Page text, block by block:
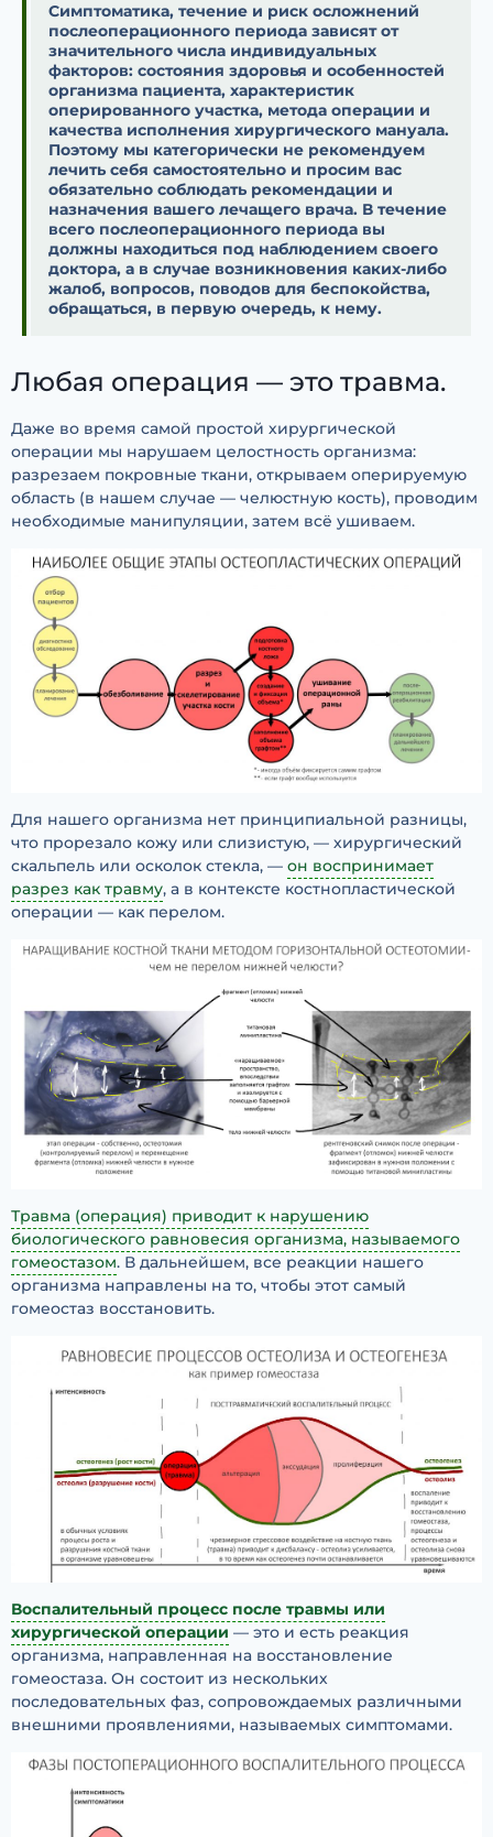
Симптоматика, течение и риск осложнений
послеоперационного периода зависят от
значительного числа индивидуальных
факторов: состояния здоровья и особенностей
организма пациента, характеристик
оперированного участка, метода операции и
качества исполнения хирургического мануала.
Поэтому мы категорически не рекомендуем
лечить себя самостоятельно и просим вас
обязательно соблюдать рекомендации и
назначения вашего лечащего врача. В течение
всего послеоперационного периода вы
должны находиться под наблюдением своего
доктора, а в случае возникновения каких-либо
жалоб, вопросов, поводов для беспокойства,
обращаться, в первую очередь, к нему.
Любая операция — это травма.
Даже во время самой простой хирургической
операции мы нарушаем целостность организма:
разрезаем покровные ткани, открываем оперируемую
область (в нашем случае — челюстную кость), проводим
необходимые манипуляции, затем всё ушиваем.
Для нашего организма нет принципиальной разницы,
что прорезало кожу или слизистую, — хирургический
скальпель или осколок стекла, — он воспринимает
разрез как травму, а в контексте костнопластической
операции — как перелом.
Травма (операция) приводит к нарушению
биологического равновесия организма, называемого
гомеостазом. В дальнейшем, все реакции нашего
организма направлены на то, чтобы этот самый
гомеостаз восстановить.
Воспалительный процесс после травмы или
хирургической операции — это и есть реакция
организма, направленная на восстановление
гомеостаза. Он состоит из нескольких
последовательных фаз, сопровождаемых различными
внешними проявлениями, называемых симптомами.